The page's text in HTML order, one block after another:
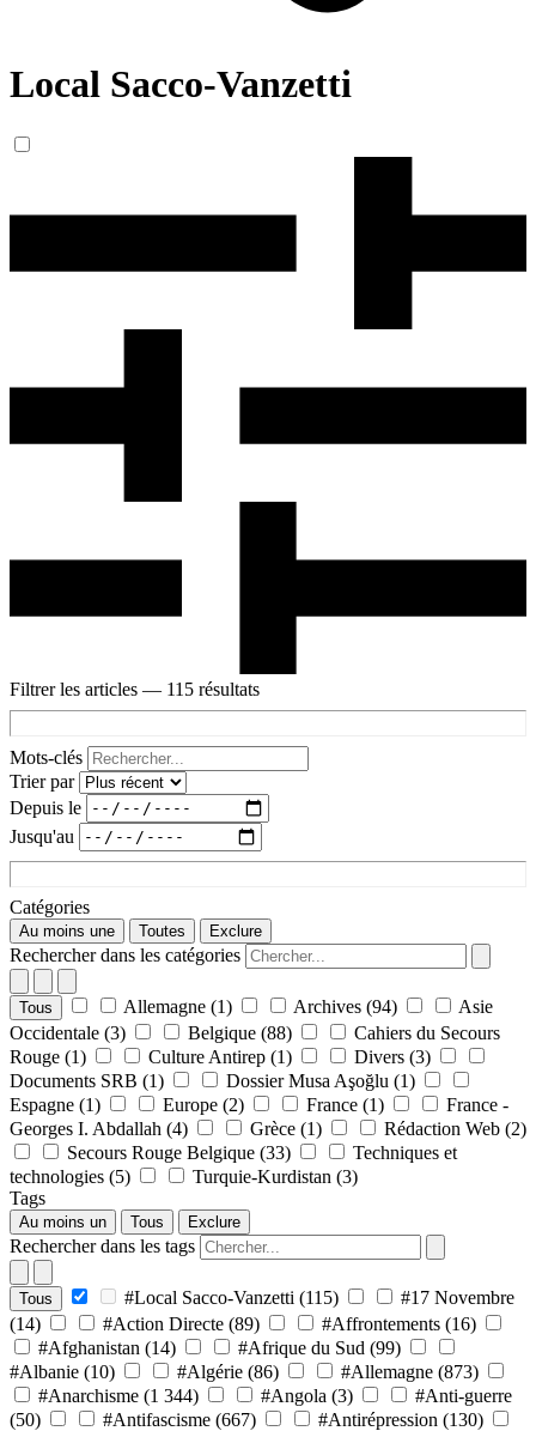
Local Sacco-Vanzetti
Filtrer les articles — 115 résultats
Mots-clés
Trier par
Depuis le
Jusqu'au
Catégories
Au moins une Toutes Exclure
Rechercher dans les catégories
Tous Allemagne (1) Archives (94)
Asie
Occidentale (3) Belgique (88)
Cahiers du Secours
Rouge (1) Culture Antirep (1) Divers (3)
Documents SRB (1) Dossier Musa Aşoğlu (1)
Espagne (1) Europe (2) France (1)
France -
Georges I. Abdallah (4) Grèce (1) Rédaction Web (2)
Secours Rouge Belgique (33)
Techniques et
technologies (5) Turquie-Kurdistan (3)
Tags
Au moins un Tous Exclure
Rechercher dans les tags
Tous #Local Sacco-Vanzetti (115)
#17 Novembre
(14)
#Action Directe (89) #Affrontements (16)
#Afghanistan (14) #Afrique du Sud (99)
#Albanie (10) #Algérie (86) #Allemagne (873)
#Anarchisme (1 344) #Angola (3)
#Anti-guerre
(50)
#Antifascisme (667) #Antirépression (130)